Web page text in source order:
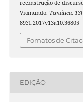
reconstrução de
Viomundo. Temática, 13
8931.2017v13n10.36805
Fomatos de
EDIÇÃO